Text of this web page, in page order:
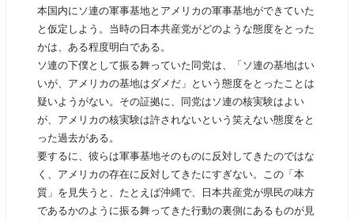
本国内にソ連の軍事基地とアメリカの軍事基地ができていた
と仮定しよう。当時の日本共産党がどのような態度をとった
かは、ある程度明白である。
ソ連の下僕として振る舞っていた同党は、「ソ連の基地はい
いが、アメリカの基地はダメだ」という態度をとったことは
疑いようがない。その証拠に、同党はソ連の核実験はよい
が、アメリカの核実験は許されないという笑えない態度をと
った過去がある。
要するに、彼らは軍事基地そのものに反対してきたのではな
く、アメリカの存在に反対してきたにすぎない。この「本
質」を見失うと、たとえば沖縄で、日本共産党が県民の味方
であるかのように振る舞ってきた行動の裏側にあるものが見